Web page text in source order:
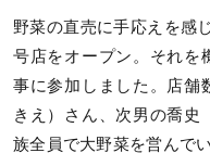
野菜の直売に手応えを感
号店をオープン。それを
事に参加しました。店舗
きえ）さん、次男の喬史
族全員で大野菜を営んでい